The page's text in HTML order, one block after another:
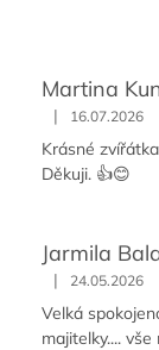
Martina
| 16.07.2026
Krásné
Děkuji. 👍😊
Jarmila
| 24.05.2026
Velká
majitelky....